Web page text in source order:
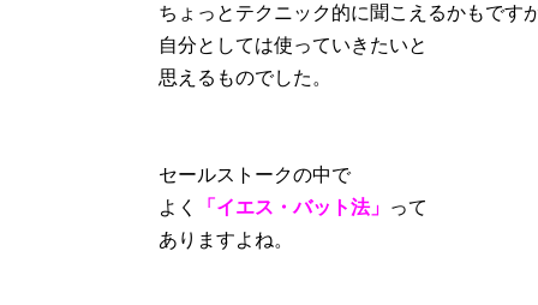
ちょっとテクニック的に聞こえるかもです
自分としては使っていきたいと
思えるものでした。
セールストークの中で
よく
「イエス・バット法」 って
ありますよね。